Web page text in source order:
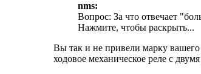
nms:
Вопрос: За что отвечает
Нажмите, чтобы раскрыть...
Вы так и не привели марку вашего
ходовое механическое реле с